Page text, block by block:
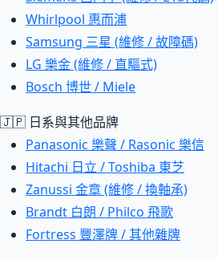
Whirlpool 惠而浦
Samsung 三星 (維修 / 故障碼)
LG 樂金 (維修 / 直驅式)
Bosch 博世 / Miele
🇯🇵 日系與其他品牌
Panasonic 樂聲 / Rasonic 樂信
Hitachi 日立 / Toshiba 東芝
Zanussi 金章 (維修 / 換軸承)
Brandt 白朗 / Philco 飛歌
Fortress 豐澤牌 / 其他雜牌